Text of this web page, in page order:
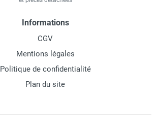
Informations
CGV
Mentions légales
Politique de confidentialité
Plan du site